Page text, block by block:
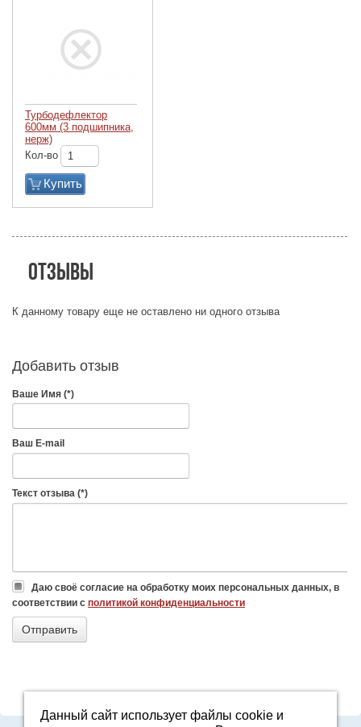
Турбодефлектор
600мм (3 подшипника,
нерж)
Кол-во
Купить
Отзывы
К данному товару еще не оставлено ни одного отзыва
Добавить отзыв
Ваше Имя (*)
Ваш E-mail
Текст отзыва (*)
Даю своё согласие на обработку моих персональных данных, в
соответствии с политикой конфиденциальности
Данный сайт использует файлы cookie и